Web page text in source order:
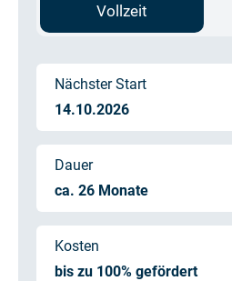
Vollzeit
Nächster Start
14.10.2026
Dauer
ca. 26 Monate
Kosten
bis zu 100% gefördert